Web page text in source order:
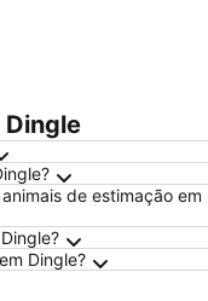
Dingle
de estimação em
Dingle?